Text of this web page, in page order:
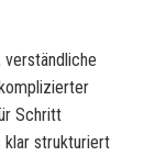
verständliche
Schritt
klar strukturiert